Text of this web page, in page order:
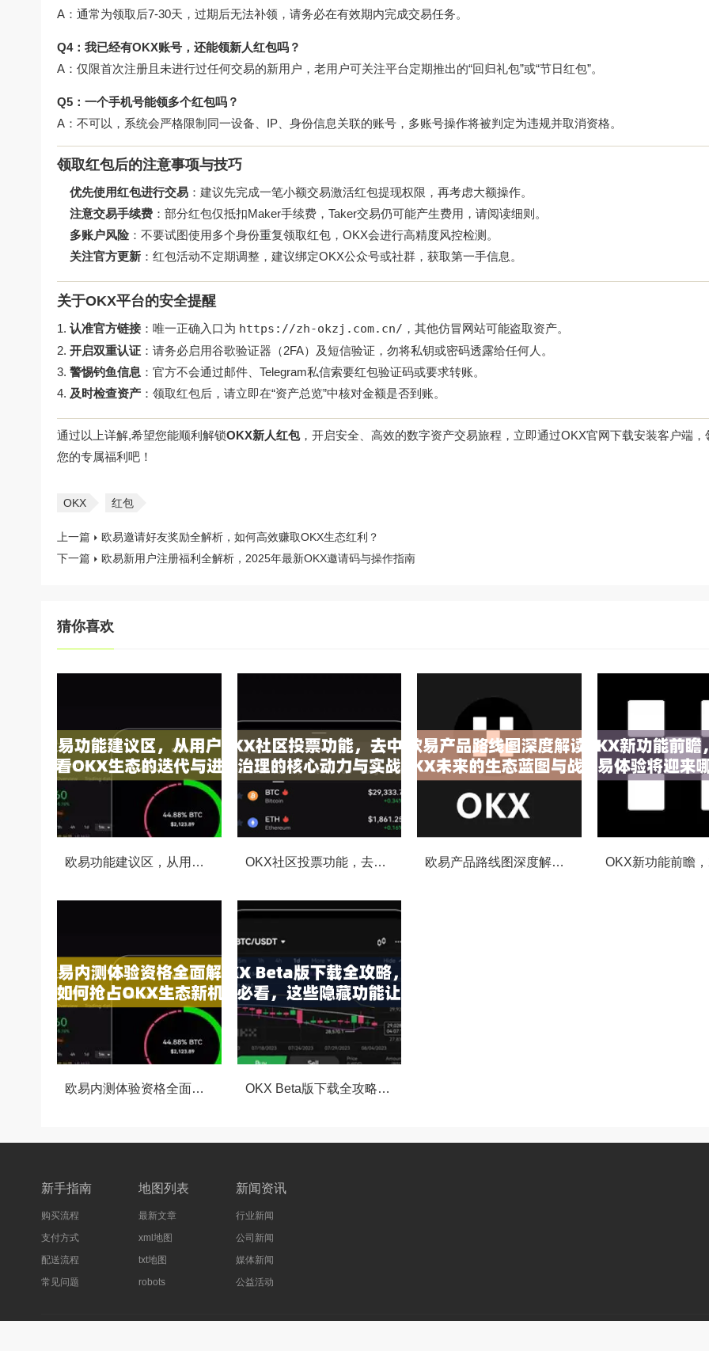
A：通常为领取后7-30天，过期后无法补领，请务必在有效期内完成交易任务。
Q4：我已经有OKX账号，还能领新人红包吗？
A：仅限首次注册且未进行过任何交易的新用户，老用户可关注平台定期推出的“回归礼包”或“节日红包”。
Q5：一个手机号能领多个红包吗？
A：不可以，系统会严格限制同一设备、IP、身份信息关联的账号，多账号操作将被判定为违规并取消资格。
领取红包后的注意事项与技巧
优先使用红包进行交易 ：建议先完成一笔小额交易激活红包提现权限，再考虑大额操作。
注意交易手续费 ：部分红包仅抵扣Maker手续费，Taker交易仍可能产生费用，请阅读细则。
多账户风险：不要试图使用多个身份重复领取红包，OKX会进行高精度风控检测。
关注官方更新 ：红包活动不定期调整，建议绑定OKX公众号或社群，获取第一手信息。
关于OKX平台的安全提醒
认准官方链接 ：唯一正确入口为 https://zh-okzj.com.cn/ ，其他仿冒网站可能盗取资产。
开启双重认证 ：请务必启用谷歌验证器（2FA）及短信验证，勿将私钥或密码透露给任何人。
警惕钓鱼信息 ：官方不会通过邮件、Telegram私信索要红包验证码或要求转账。
及时检查资产 ：领取红包后，请立即在“资产总览”中核对金额是否到账。
通过以上详解,希望您能顺利解锁OKX新人红包，开启安全、高效的数字资产交易旅程，立即通过OKX官网下载安装客户端，
您的专属福利吧！
OKX 红包
上一篇
欧易邀请好友奖励全解析，如何高效赚取OKX生态红利？
下一篇
欧易新用户注册福利全解析，2025年最新OKX邀请码与操作指南
猜你喜欢
欧易功能建议区，从用户视角看OKX生态的迭代与进化 OKX社区投票功能，去中心化治理的核心动力与实战指南 欧易产品路线图深度解读，OKX未来的生态蓝图与战略布局
欧易内测体验资格全面解析，如何抢占OKX生态新机遇 OKX Beta版下载全攻略，新手必看，这些隐藏功能让你交易效率翻倍
新手指南
购买流程
支付方式
配送流程
常见问题
地图列表
最新文章
xml地图
txt地图
robots
新闻资讯
行业新闻
公司新闻
媒体新闻
公益活动